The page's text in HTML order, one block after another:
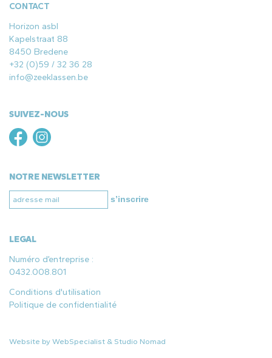
CONTACT
Horizon asbl
Kapelstraat 88
8450 Bredene
+32 (0)59 / 32 36 28
info@zeeklassen.be
SUIVEZ-NOUS
NOTRE NEWSLETTER
s’inscrire
LEGAL
Numéro d’entreprise :
0432.008.801
Conditions d'utilisation
Politique de confidentialité
Website by WebSpecialist & Studio Nomad